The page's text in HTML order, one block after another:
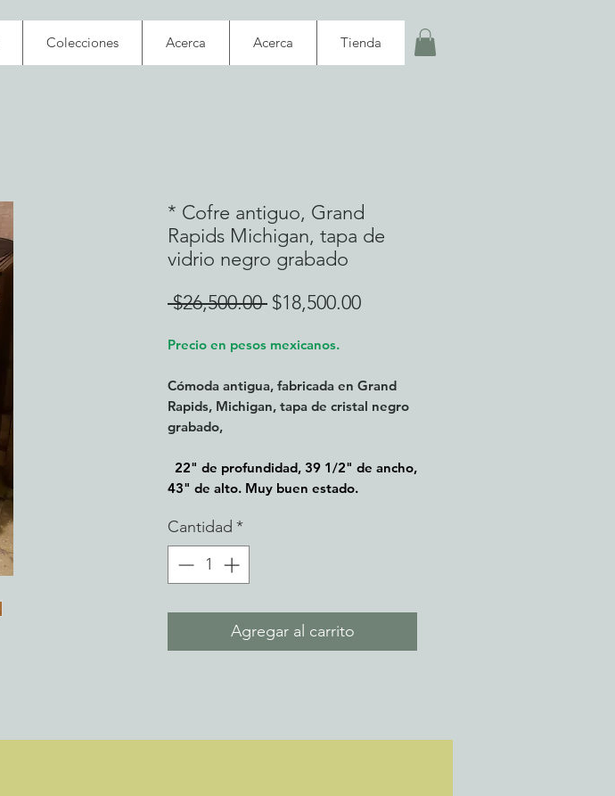
Colecciones Acerca Acerca Tienda
* Cofre antiguo, Grand
Rapids Michigan, tapa de
vidrio negro grabado
$26,500.00 Precio
$18,500.00Precio
Precio en pesos mexicanos.
Cómoda antigua, fabricada en Grand
Rapids, Michigan, tapa de cristal negro
grabado,
22" de profundidad, 39 1/2" de ancho,
43" de alto. Muy buen estado.
Cantidad *
Agregar al carrito